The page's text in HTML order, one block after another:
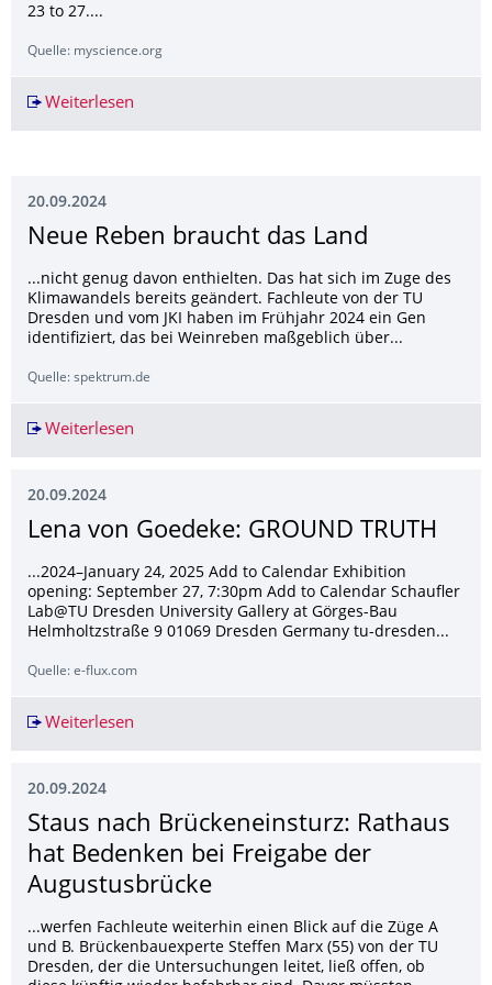
23 to 27....
Quelle: myscience.org
Weiterlesen
20.09.2024
Neue Reben braucht das Land
...nicht genug davon enthielten. Das hat sich im Zuge des
Klimawandels bereits geändert. Fachleute von der TU
Dresden und vom JKI haben im Frühjahr 2024 ein Gen
identifiziert, das bei Weinreben maßgeblich über...
Quelle: spektrum.de
Weiterlesen
20.09.2024
Lena von Goedeke: GROUND TRUTH
...2024–January 24, 2025 Add to Calendar Exhibition
opening: September 27, 7:30pm Add to Calendar Schaufler
Lab@TU Dresden University Gallery at Görges-Bau
Helmholtzstraße 9 01069 Dresden Germany tu-dresden...
Quelle: e-flux.com
Weiterlesen
20.09.2024
Staus nach Brückeneinsturz: Rathaus
hat Bedenken bei Freigabe der
Augustusbrücke
...werfen Fachleute weiterhin einen Blick auf die Züge A
und B. Brückenbauexperte Steffen Marx (55) von der TU
Dresden, der die Untersuchungen leitet, ließ offen, ob